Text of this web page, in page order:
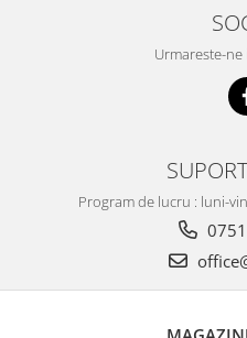
LG COMPATIBILE
Ecrane Pentru DOOGEE
DOOGEE COMPATIBILE
DOOGEE SERVICE PACK
Ecrane Pentru LENOVO
Urmareste-
Program de lucru : luni-